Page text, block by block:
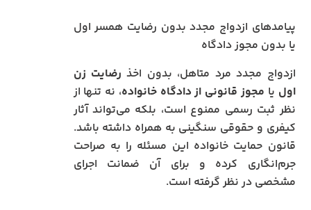
پیامدهای ازدواج مجدد بدون رضایت همسر اول
یا بدون مجوز دادگاه
ازدواج مجدد مرد متاهل، بدون اخذ رضایت زن
اول یا مجوز قانونی از دادگاه خانواده، نه تنها از
نظر ثبت رسمی ممنوع است، بلکه می‌تواند آثار
کیفری و حقوقی سنگینی به همراه داشته باشد.
قانون حمایت خانواده این مسئله را به صراحت
جرم‌انگاری کرده و برای آن ضمانت اجرای
مشخصی در نظر گرفته است.